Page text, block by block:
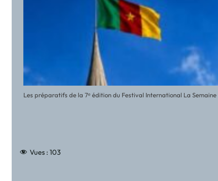
Les préparatifs de la 7ᵉ édition du Festival International La
Vues : 103